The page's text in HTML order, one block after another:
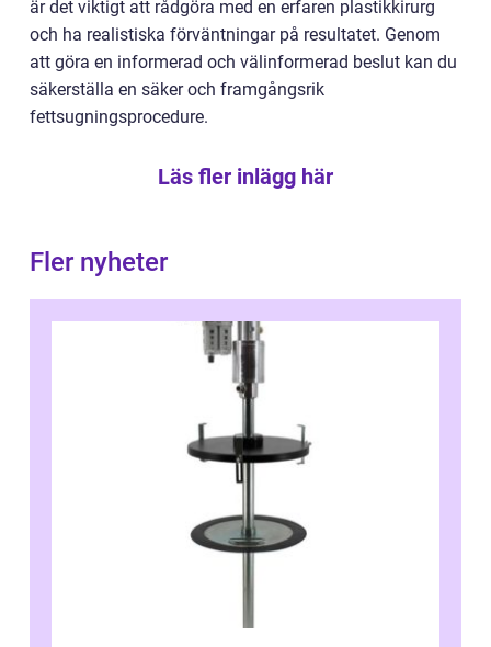
är det viktigt att rådgöra med en erfaren plastikkirurg
och ha realistiska förväntningar på resultatet. Genom
att göra en informerad och välinformerad beslut kan du
säkerställa en säker och framgångsrik
fettsugningsprocedure.
Läs fler inlägg här
Fler nyheter